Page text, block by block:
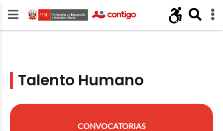
Talento Humano
CONVOCATORIAS